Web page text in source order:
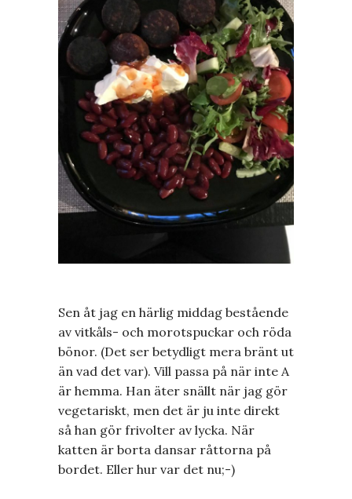
Sen åt jag en härlig middag bestående
av vitkåls- och morotspuckar och röda
bönor. (Det ser betydligt mera bränt ut
än vad det var). Vill passa på när inte A
är hemma. Han äter snällt när jag gör
vegetariskt, men det är ju inte direkt
så han gör frivolter av lycka. När
katten är borta dansar råttorna på
bordet. Eller hur var det nu;-)